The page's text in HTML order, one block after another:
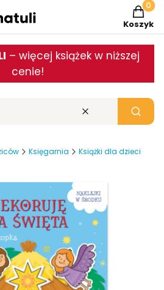
Koszyk
– więcej książek w niższej
cenie!
Wyczyść Szukaj
Księgarnia Książki dla dzieci